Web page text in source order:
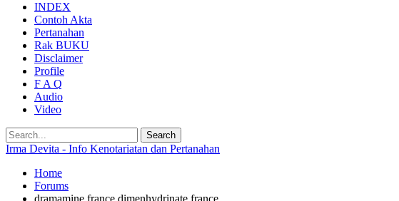
INDEX
Contoh Akta
Pertanahan
Rak BUKU
Disclaimer
Profile
F A Q
Audio
Video
Irma Devita - Info Kenotariatan dan Pertanahan
Home
Forums
dramamine france dimenhydrinate france